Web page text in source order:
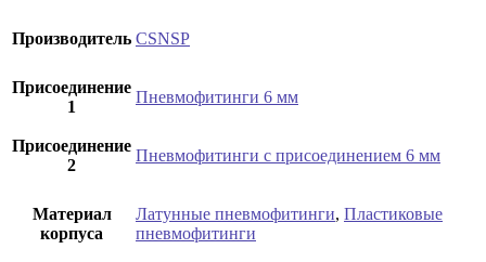
Производитель CSNSP
Присоединение
1
Пневмофитинги 6 мм
Присоединение
2
Пневмофитинги с присоединением 6 мм
Материал
корпуса
Латунные пневмофитинги, Пластиковые
пневмофитинги